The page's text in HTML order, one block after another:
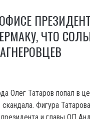
ЧТО
Олег Татаров попал в
скандала. Фигура